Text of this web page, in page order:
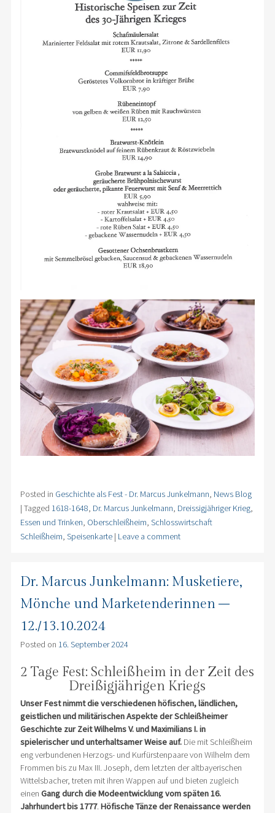
Posted in Geschichte als Fest - Dr. Marcus Junkelmann, News Blog
| Tagged 1618-1648, Dr. Marcus Junkelmann, Dreissigjähriger Krieg,
Essen und Trinken, Oberschleißheim, Schlosswirtschaft
Schleißheim, Speisenkarte | Leave a comment
Dr. Marcus Junkelmann: Musketiere,
Mönche und Marketenderinnen –
12./13.10.2024
Posted on 16. September 2024
2 Tage Fest: Schleißheim in der Zeit des
Dreißigjährigen Kriegs
Unser Fest nimmt die verschiedenen höfischen, ländlichen,
geistlichen und militärischen Aspekte der Schleißheimer
Geschichte zur Zeit Wilhelms V. und Maximilians I. in
spielerischer und unterhaltsamer Weise auf.Die mit Schleißheim
eng verbundenen Herzogs- und Kurfürstenpaare von Wilhelm dem
Frommen bis zu Max III. Joseph, dem letzten der altbayerischen
Wittelsbacher, treten mit ihren Wappen auf und bieten zugleich
einen Gang durch die Modeentwicklung vom späten 16.
Jahrhundert bis 1777. Höfische Tänze der Renaissance werden